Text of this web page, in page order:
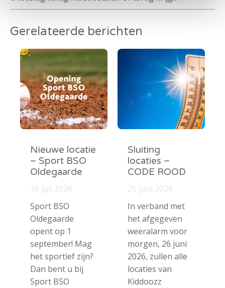
Gerelateerde berichten
Nieuwe locatie
– Sport BSO
Oldegaarde
16 juli 2026
Sport BSO
Oldegaarde
opent op 1
september! Mag
het sportief zijn?
Dan bent u bij
Sport BSO
Sluiting
locaties –
CODE ROOD
25 juni 2026
In verband met
het afgegeven
weeralarm voor
morgen, 26 juni
2026, zullen alle
locaties van
Kiddoozz